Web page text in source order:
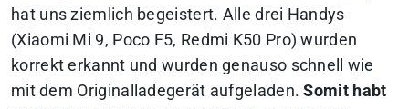
hat uns ziemlich begeistert. Alle drei Handys
(Xiaomi Mi 9, Poco F5, Redmi K50 Pro) wurden
korrekt erkannt und wurden genauso schnell wie
mit dem Originalladegerät aufgeladen. Somit habt